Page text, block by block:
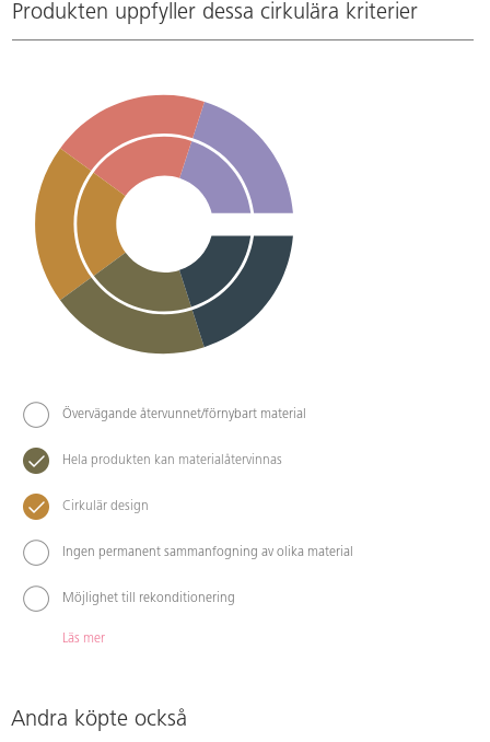
Produkten uppfyller dessa cirkulära kriterier
Övervägande återvunnet/förnybart material
Hela produkten kan materialåtervinnas
Cirkulär design
Ingen permanent sammanfogning av olika material
Möjlighet till rekonditionering
Läs mer
Andra köpte också